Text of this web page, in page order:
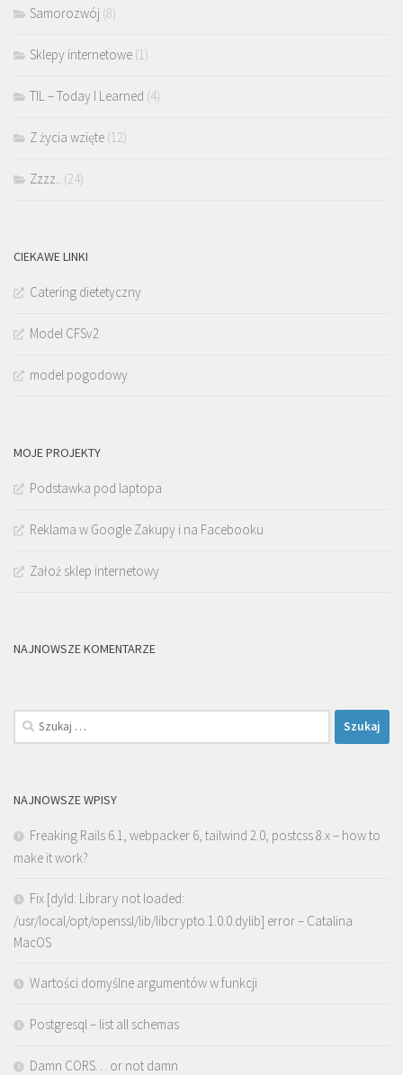
Samorozwój (8)
Sklepy internetowe (1)
TIL – Today I Learned (4)
Z życia wzięte (12)
Zzzz.. (24)
CIEKAWE LINKI
Catering dietetyczny
Model CFSv2
model pogodowy
MOJE PROJEKTY
Podstawka pod laptopa
Reklama w Google Zakupy i na Facebooku
Założ sklep internetowy
NAJNOWSZE KOMENTARZE
Szukaj:
NAJNOWSZE WPISY
Freaking Rails 6.1, webpacker 6, tailwind 2.0, postcss 8.x – how to
make it work?
Fix [dyld: Library not loaded:
/usr/local/opt/openssl/lib/libcrypto.1.0.0.dylib] error – Catalina
MacOS
Wartości domyślne argumentów w funkcji
Postgresql – list all schemas
Damn CORS… or not damn